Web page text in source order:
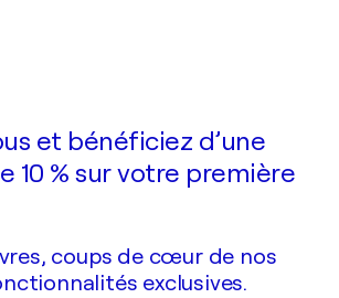
et bénéficiez d’une
10 % sur votre première
coups de cœur de nos
exclusives.